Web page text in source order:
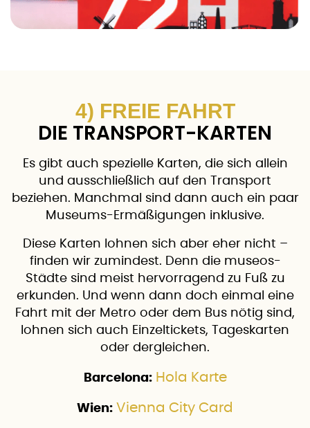
4) FREIE FAHRT
DIE TRANSPORT-KARTEN
Es gibt auch spezielle Karten, die sich allein
und ausschließlich auf den Transport
beziehen. Manchmal sind dann auch ein paar
Museums-Ermäßigungen inklusive.
Diese Karten lohnen sich aber eher nicht –
finden wir zumindest. Denn die museos-
Städte sind meist hervorragend zu Fuß zu
erkunden. Und wenn dann doch einmal eine
Fahrt mit der Metro oder dem Bus nötig sind,
lohnen sich auch Einzeltickets, Tageskarten
oder dergleichen.
Barcelona: Hola Karte
Wien: Vienna City Card